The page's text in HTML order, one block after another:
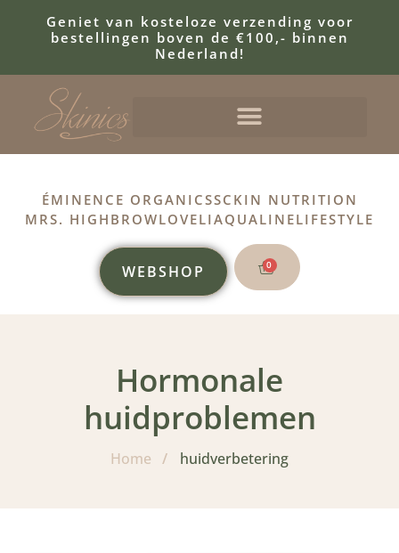
Geniet van kosteloze verzending voor
bestellingen boven de €100,- binnen
Nederland!
ÉMINENCE ORGANICSSCKIN NUTRITION
MRS. HIGHBROWLOVELIAQUALINELIFESTYLE
WEBSHOP 0
Hormonale
huidproblemen
Home / huidverbetering